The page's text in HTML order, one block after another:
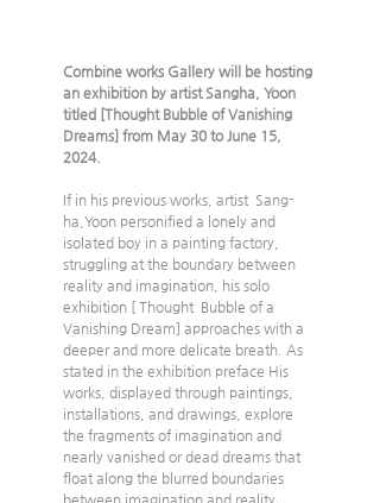
Combine works Gallery will be hosting
an exhibition by artist Sangha, Yoon
titled [Thought Bubble of Vanishing
Dreams] from May 30 to June 15,
2024.
If in his previous works, artist  Sang-
ha,Yoon personified a lonely and
isolated boy in a painting factory,
struggling at the boundary between
reality and imagination, his solo
exhibition [ Thought  Bubble of a
Vanishing Dream] approaches with a
deeper and more delicate breath. As
stated in the exhibition preface His
works, displayed through paintings,
installations, and drawings, explore
the fragments of imagination and
nearly vanished or dead dreams that
float along the blurred boundaries
between imagination and reality,